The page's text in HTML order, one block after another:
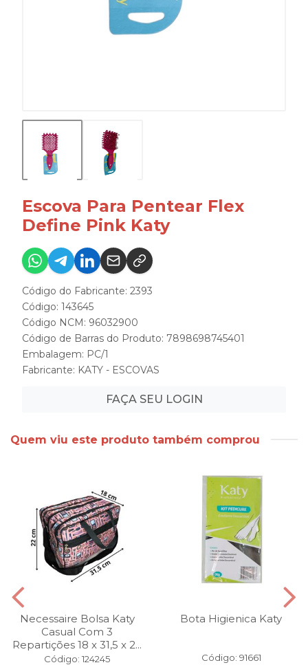
Escova Para Pentear Flex
Define Pink Katy
Código do Fabricante: 2393
Código: 143645
Código NCM: 96032900
Código de Barras do Produto: 7898698745401
Embalagem: PC/1
Fabricante: KATY - ESCOVAS
FAÇA SEU LOGIN
Quem viu este produto também comprou
Necessaire Bolsa Katy
Casual Com 3
Repartições 18 x 31,5 x 2...
Código: 124245
Bota Higienica Katy
Código: 91661